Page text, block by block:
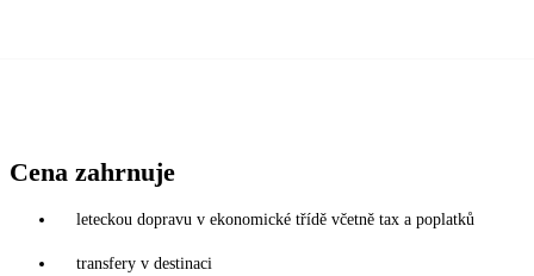
Cena zahrnuje
leteckou dopravu v ekonomické třídě včetně tax a poplatků
transfery v destinaci